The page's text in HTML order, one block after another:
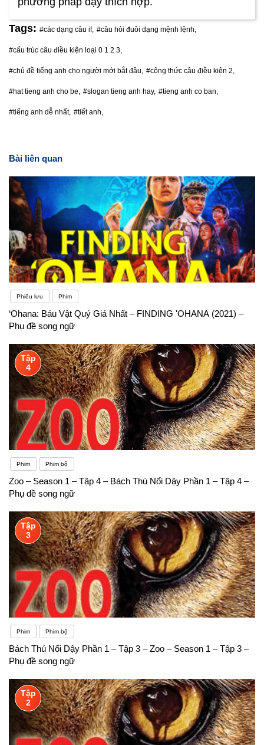
Tags: #các dạng câu if, #câu hỏi đuôi dạng mệnh lệnh,
#cấu trúc câu điều kiện loại 0 1 2 3,
#chủ đề tiếng anh cho người mới bắt đầu, #công thức câu điều kiện 2,
#hat tieng anh cho be, #slogan tieng anh hay, #tieng anh co ban,
#tiếng anh dễ nhất, #tiết anh,
Bài liên quan
Phiêu lưu Phim
‘Ohana: Báu Vật Quý Giá Nhất – FINDING 'OHANA (2021) –
Phụ đề song ngữ
Tập
4
Phim Phim bộ
Zoo – Season 1 – Tập 4 – Bách Thú Nổi Dậy Phần 1 – Tập 4 –
Phụ đề song ngữ
Tập
3
Phim Phim bộ
Bách Thú Nổi Dậy Phần 1 – Tập 3 – Zoo – Season 1 – Tập 3 –
Phụ đề song ngữ
Tập
2